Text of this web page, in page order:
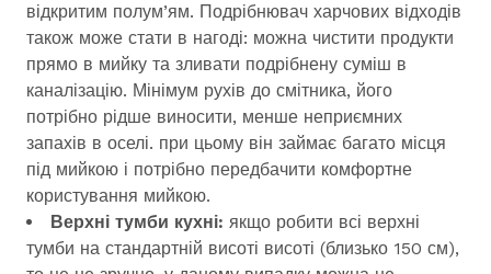
відкритим полум’ям. Подрібнювач харчових відходів
також може стати в нагоді: можна чистити продукти
прямо в мийку та зливати подрібнену суміш в
каналізацію. Мінімум рухів до смітника, його
потрібно рідше виносити, менше неприємних
запахів в оселі. при цьому він займає багато місця
під мийкою і потрібно передбачити комфортне
користування мийкою.
Верхні тумби кухні: якщо робити всі верхні
тумби на стандартній висоті висоті (близько 150 см),